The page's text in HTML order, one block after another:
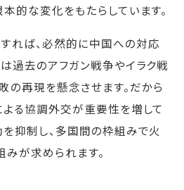
的な変化をもたらしています。
れば、必然的に中国への対応
過去のアフガン戦争やイラク戦
再現を懸念させます。だから
よる協調外交が重要性を増して
抑制し、多国間の枠組みで火
が求められます。